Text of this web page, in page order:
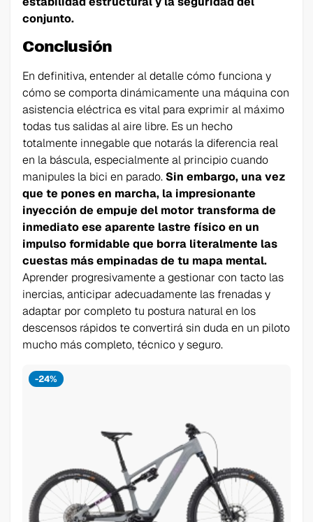
conjunto.
Conclusión
En definitiva, entender al detalle cómo funciona y
cómo se comporta dinámicamente una máquina con
asistencia eléctrica es vital para exprimir al máximo
todas tus salidas al aire libre. Es un hecho
totalmente innegable que notarás la diferencia real
en la báscula, especialmente al principio cuando
manipules la bici en parado. Sin embargo, una vez
que te pones en marcha, la impresionante
inyección de empuje del motor transforma de
inmediato ese aparente lastre físico en un
impulso formidable que borra literalmente las
cuestas más empinadas de tu mapa mental.
Aprender progresivamente a gestionar con tacto las
inercias, anticipar adecuadamente las frenadas y
adaptar por completo tu postura natural en los
descensos rápidos te convertirá sin duda en un piloto
mucho más completo, técnico y seguro.
-24%